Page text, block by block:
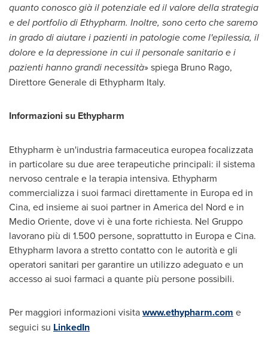
quanto conosco già il potenziale ed il valore della strategia
e del portfolio di Ethypharm. Inoltre, sono certo che saremo
in grado di aiutare i pazienti in patologie come l'epilessia, il
dolore e la depressione in cui il personale sanitario e i
pazienti hanno grandi necessità» spiega Bruno Rago,
Direttore Generale di Ethypharm Italy.
Informazioni su Ethypharm
Ethypharm è un'industria farmaceutica europea focalizzata
in particolare su due aree terapeutiche principali: il sistema
nervoso centrale e la terapia intensiva. Ethypharm
commercializza i suoi farmaci direttamente in Europa ed in
Cina, ed insieme ai suoi partner in America del Nord e in
Medio Oriente, dove vi è una forte richiesta. Nel Gruppo
lavorano più di 1.500 persone, soprattutto in Europa e Cina.
Ethypharm lavora a stretto contatto con le autorità e gli
operatori sanitari per garantire un utilizzo adeguato e un
accesso ai suoi farmaci a quante più persone possibili.
Per maggiori informazioni visitawww.ethypharm.com e
seguici su LinkedIn